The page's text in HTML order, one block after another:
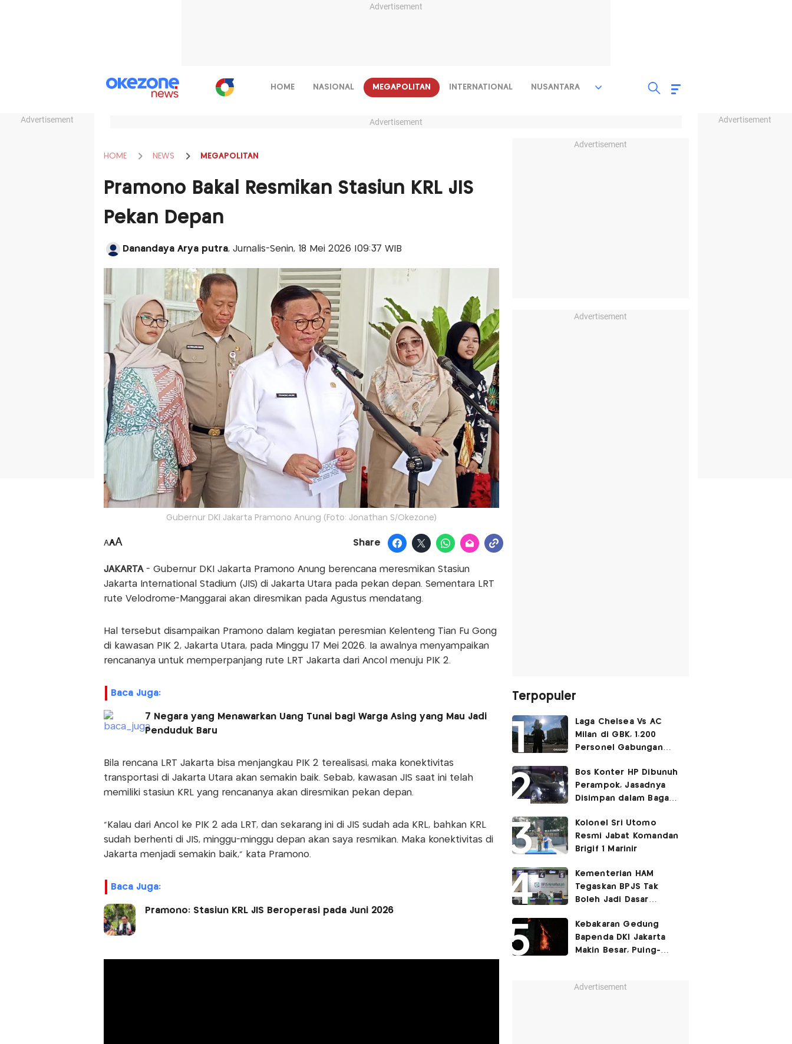
Advertisement
Advertisement Advertisement
HOME NASIONAL MEGAPOLITAN INTERNATIONAL NUSANTARA
Advertisement
HOME NEWS MEGAPOLITAN
Pramono Bakal Resmikan Stasiun KRL JIS
Pekan Depan
Danandaya Arya putra, Jurnalis-Senin, 18 Mei 2026 |09:37 WIB
Gubernur DKI Jakarta Pramono Anung (Foto: Jonathan S/Okezone)
AAA Share
JAKARTA - Gubernur DKI Jakarta Pramono Anung berencana meresmikan Stasiun
Jakarta International Stadium (JIS) di Jakarta Utara pada pekan depan. Sementara LRT
rute Velodrome-Manggarai akan diresmikan pada Agustus mendatang.
Hal tersebut disampaikan Pramono dalam kegiatan peresmian Kelenteng Tian Fu Gong
di kawasan PIK 2, Jakarta Utara, pada Minggu 17 Mei 2026. Ia awalnya menyampaikan
rencananya untuk memperpanjang rute LRT Jakarta dari Ancol menuju PIK 2.
Baca Juga:
7 Negara yang Menawarkan Uang Tunai bagi Warga Asing yang Mau Jadi
Penduduk Baru
Bila rencana LRT Jakarta bisa menjangkau PIK 2 terealisasi, maka konektivitas
transportasi di Jakarta Utara akan semakin baik. Sebab, kawasan JIS saat ini telah
memiliki stasiun KRL yang rencananya akan diresmikan pekan depan.
"Kalau dari Ancol ke PIK 2 ada LRT, dan sekarang ini di JIS sudah ada KRL, bahkan KRL
sudah berhenti di JIS, minggu-minggu depan akan saya resmikan. Maka konektivitas di
Jakarta menjadi semakin baik," kata Pramono.
Baca Juga:
Pramono: Stasiun KRL JIS Beroperasi pada Juni 2026
Advertisement
Advertisement
Terpopuler
Laga Chelsea Vs AC
Milan di GBK, 1.200
Personel Gabungan
Bos Konter HP Dibunuh
Perampok, Jasadnya
Disimpan dalam Bagasi
Kolonel Sri Utomo
Resmi Jabat Komandan
Brigif 1 Marinir
Kementerian HAM
Tegaskan BPJS Tak
Boleh Jadi Dasar
Layanan Kesehatan
Kebakaran Gedung
Bapenda DKI Jakarta
Makin Besar, Puing-
Advertisement